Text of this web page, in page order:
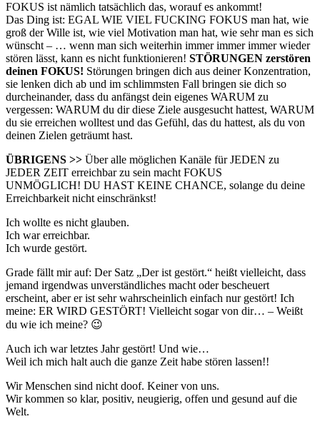
FOKUS ist nämlich tatsächlich das, worauf es ankommt!
Das Ding ist: EGAL WIE VIEL FUCKING FOKUS man hat, wie
groß der Wille ist, wie viel Motivation man hat, wie sehr man es sich
wünscht – … wenn man sich weiterhin immer immer immer wieder
stören lässt, kann es nicht funktionieren! STÖRUNGEN zerstören
deinen FOKUS! Störungen bringen dich aus deiner Konzentration,
sie lenken dich ab und im schlimmsten Fall bringen sie dich so
durcheinander, dass du anfängst dein eigenes WARUM zu
vergessen: WARUM du dir diese Ziele ausgesucht hattest, WARUM
du sie erreichen wolltest und das Gefühl, das du hattest, als du von
deinen Zielen geträumt hast.
ÜBRIGENS >> Über alle möglichen Kanäle für JEDEN zu
JEDER ZEIT erreichbar zu sein macht FOKUS
UNMÖGLICH! DU HAST KEINE CHANCE, solange du deine
Erreichbarkeit nicht einschränkst!
Ich wollte es nicht glauben.
Ich war erreichbar.
Ich wurde gestört.
Grade fällt mir auf: Der Satz „Der ist gestört.“ heißt vielleicht, dass
jemand irgendwas unverständliches macht oder bescheuert
erscheint, aber er ist sehr wahrscheinlich einfach nur gestört! Ich
meine: ER WIRD GESTÖRT! Vielleicht sogar von dir… – Weißt
du wie ich meine? 😉
Auch ich war letztes Jahr gestört! Und wie…
Weil ich mich halt auch die ganze Zeit habe stören lassen!!
Wir Menschen sind nicht doof. Keiner von uns.
Wir kommen so klar, positiv, neugierig, offen und gesund auf die
Welt.